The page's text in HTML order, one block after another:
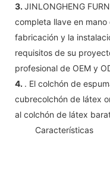
3. JINLONGHENG
completa llave en
fabricación y la
requisitos de su
profesional de OEM y
4. . El colchón de
cubrecolchón de látex
al colchón de látex
Características